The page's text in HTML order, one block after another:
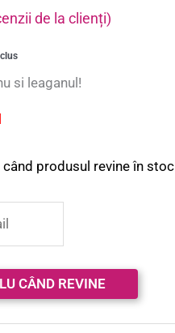
de la clienți)
si leaganul!
produsul revine în stoc